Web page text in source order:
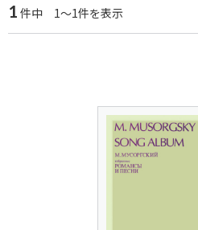
1 件中 1～1件を表示